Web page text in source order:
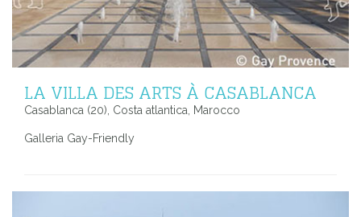
LA VILLA DES ARTS À CASABLANCA
Casablanca (20), Costa atlantica, Marocco
Galleria Gay-Friendly